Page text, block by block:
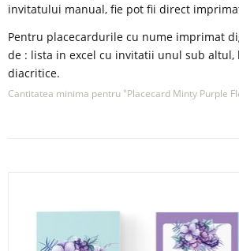
invitatului manual, fie pot fii direct
Pentru placecardurile cu nume imprimat
de : lista in excel cu invitatii unul sub altul,
diacritice.
Cantitatea minima pentru "Placecard Minty Purple